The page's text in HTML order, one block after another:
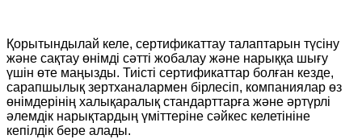
Қорытындылай келе, сертификаттау талаптарын түсіну
және сақтау өнімді сәтті жобалау және нарыққа шығу
үшін өте маңызды. Тиісті сертификаттар болған кезде,
сарапшылық зертханалармен бірлесіп, компаниялар өз
өнімдерінің халықаралық стандарттарға және әртүрлі
әлемдік нарықтардың үміттеріне сәйкес келетініне
кепілдік бере алады.